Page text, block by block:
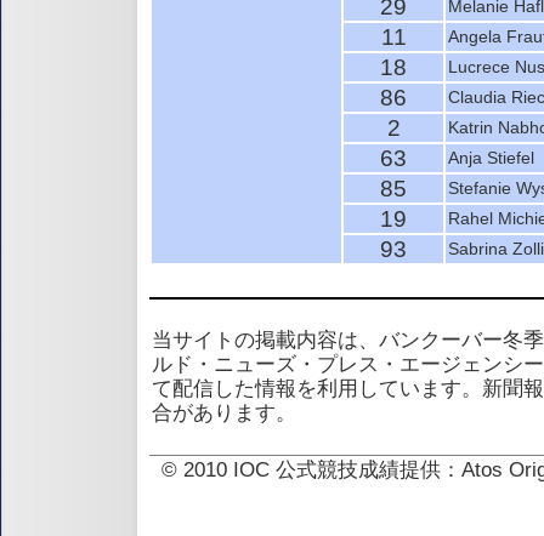
29 Melanie
11 Angela
18 Lucrece
86 Claudia
2 Katrin
63 Anja Stiefel
85 Stefanie
19 Rahel
93 Sabrina
当サイトの掲載内容は、バンクーバー冬
ルド・ニューズ・プレス・エージェンシ
て配信した情報を利用しています。新聞
合があります。
© 2010 IOC 公式競技成績提供：Atos